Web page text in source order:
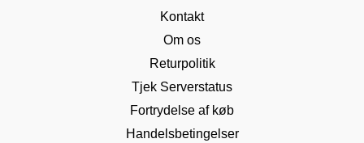
Kontakt
Om os
Returpolitik
Tjek Serverstatus
Fortrydelse af køb
Handelsbetingelser